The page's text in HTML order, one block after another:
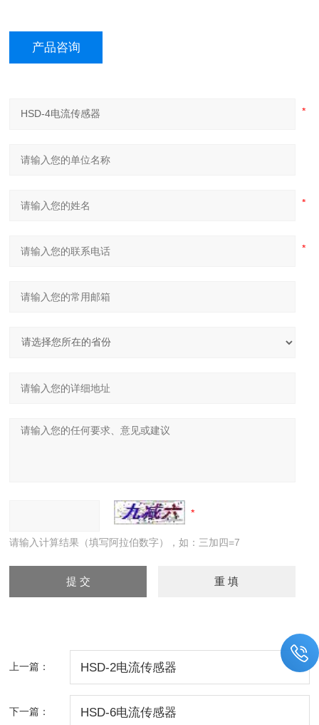
产品咨询
请输入计算结果（填写阿拉伯数字），如：三加四=7
上一篇： HSD-2电流传感器
下一篇： HSD-6电流传感器